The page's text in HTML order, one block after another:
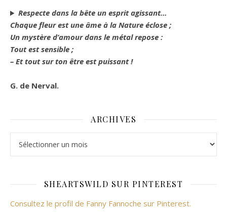
Respecte dans la bête un esprit agissant…
Chaque fleur est une âme à la Nature éclose ;
Un mystère d’amour dans le métal repose :
Tout est sensible ;
– Et tout sur ton être est puissant !
G. de Nerval.
ARCHIVES
SHEARTSWILD SUR PINTEREST
Consultez le profil de Fanny Fannoche sur Pinterest.